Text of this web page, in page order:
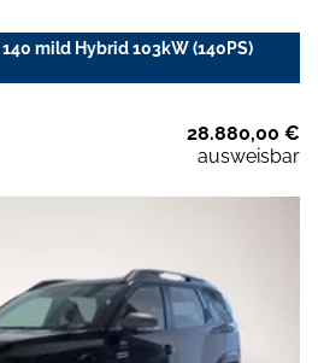
mild Hybrid 103kW (140PS)
28.880,00 €
ausweisbar